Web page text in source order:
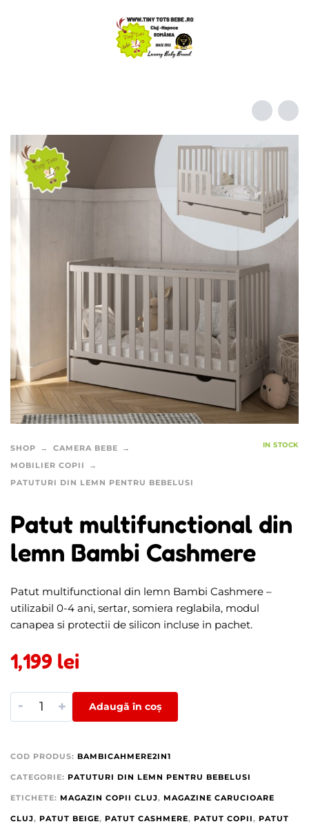
SHOP
CAMERA BEBE
MOBILIER COPII
PATUTURI DIN LEMN PENTRU BEBELUSI
IN STOCK
Patut multifunctional din
lemn Bambi Cashmere
Patut multifunctional din lemn Bambi Cashmere –
utilizabil 0-4 ani, sertar, somiera reglabila, modul
canapea si protectii de silicon incluse in pachet.
1,199 lei
- + Adaugă în coș
COD PRODUS: BAMBICAHMERE2IN1
CATEGORIE: PATUTURI DIN LEMN PENTRU BEBELUSI
ETICHETE: MAGAZIN COPII CLUJ, MAGAZINE CARUCIOARE
CLUJ, PATUT BEIGE, PATUT CASHMERE, PATUT COPII, PATUT